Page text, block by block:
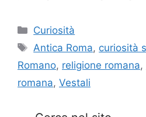
Categorie
Curiosità
Tag
Antica Roma, curiosità
Romano, religione romana,
romana, Vestali